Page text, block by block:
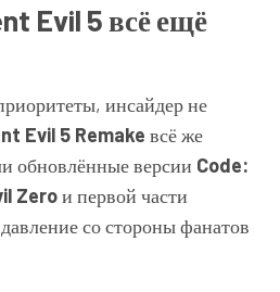
Evil 5 всё ещё
инсайдер не
Evil 5 Remake всё же
обновлённые версии Code:
Zeroи первой части
со стороны фанатов